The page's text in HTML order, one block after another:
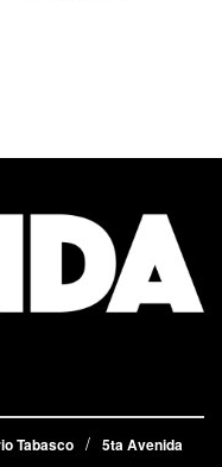
Tabasco
5ta Avenida